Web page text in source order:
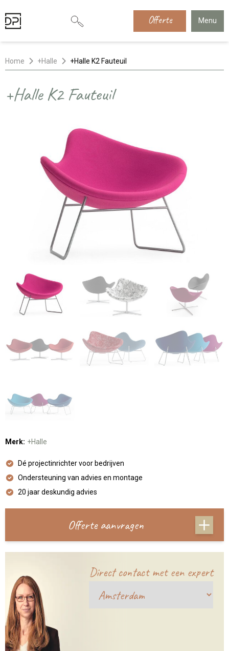
Offerte Menu
Home +Halle +Halle K2 Fauteuil
+Halle K2 Fauteuil
Merk: +Halle
Dé projectinrichter voor bedrijven
Ondersteuning van advies en montage
20 jaar deskundig advies
Offerte aanvragen
Direct contact met een expert